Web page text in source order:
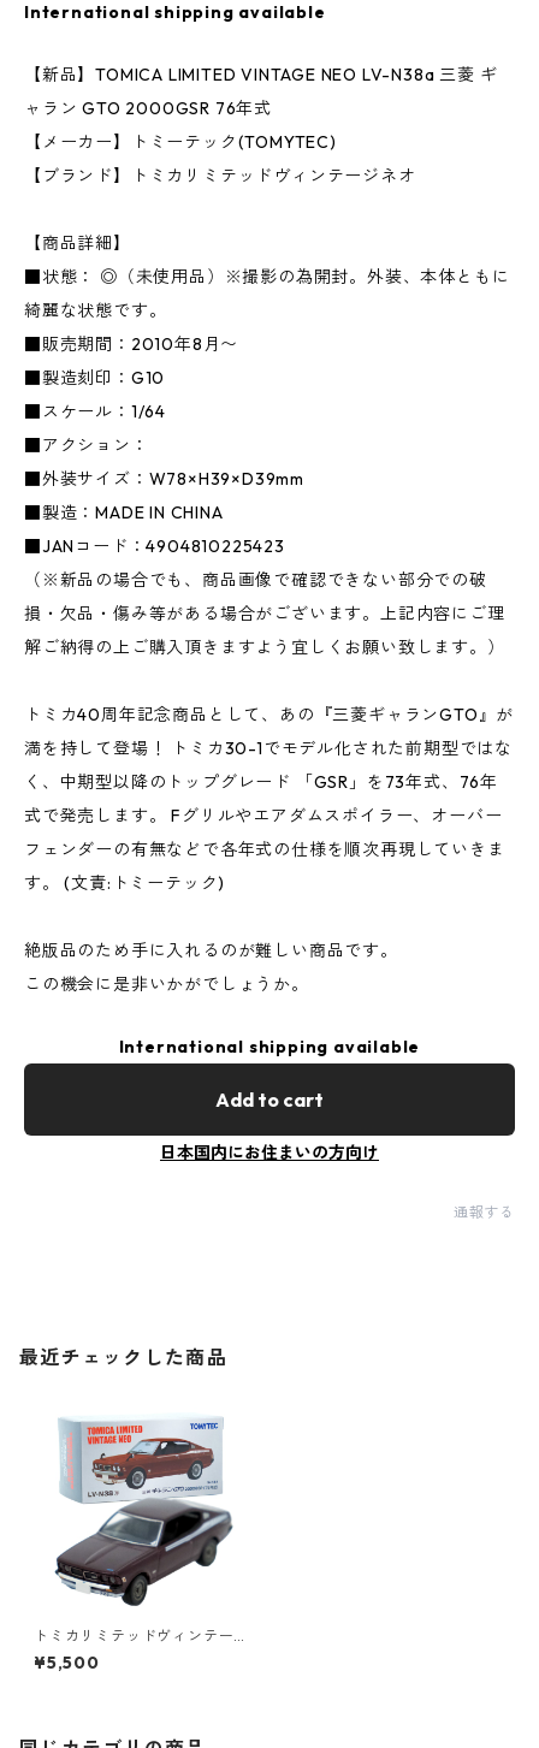
International shipping available
【新品】TOMICA LIMITED VINTAGE NEO LV-N38a 三菱 ギ
ャラン GTO 2000GSR 76年式
【メーカー】トミーテック(TOMYTEC)
【ブランド】トミカリミテッドヴィンテージネオ
【商品詳細】
■状態： ◎（未使用品）※撮影の為開封。外装、本体ともに
綺麗な状態です。
■販売期間：2010年8月〜
■製造刻印：G10
■スケール：1/64
■アクション：
■外装サイズ：W78×H39×D39mm
■製造：MADE IN CHINA
■JANコード：4904810225423
（※新品の場合でも、商品画像で確認できない部分での破
損・欠品・傷み等がある場合がございます。上記内容にご理
解ご納得の上ご購入頂きますよう宜しくお願い致します。）
トミカ40周年記念商品として、あの『三菱ギャランGTO』が
満を持して登場！ トミカ30-1でモデル化された前期型ではな
く、中期型以降のトップグレード 「GSR」を73年式、76年
式で発売します。 Fグリルやエアダムスポイラー、オーバー
フェンダーの有無などで各年式の仕様を順次再現していきま
す。 (文責:トミーテック)
絶版品のため手に入れるのが難しい商品です。
この機会に是非いかがでしょうか。
International shipping available
Add to cart
日本国内にお住まいの方向け
通報する
最近チェックした商品
トミカリミテッドヴィンテー
ジネオ LV-N38a 三菱 ギャラ
ン GTO 2000GSR 76年式 #1
¥5,500